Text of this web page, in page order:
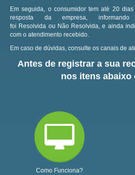
Em seguida, o consumidor tem até 20
resposta da empresa,
foi Resolvida ou Não Resolvida, e ainda
com o atendimento recebido.
Em caso de dúvidas, consulte os canais de
Antes de registrar a sua
nos itens abaixo
Como Funciona?